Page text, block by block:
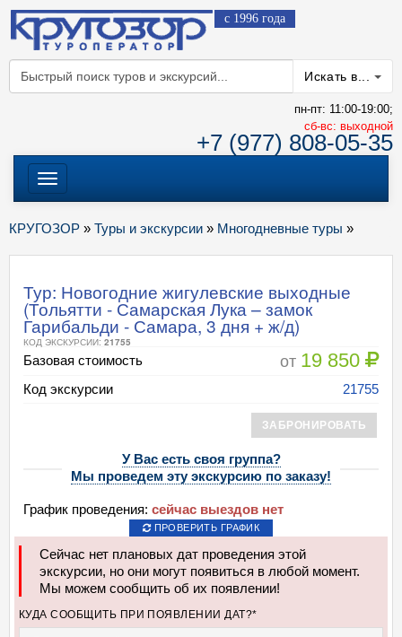
с 1996 года
Искать в...
пн-пт: 11:00-19:00;
cб-вс: выходной
+7 (977) 808-05-35
Меню
КРУГОЗОР » Туры и экскурсии » Многодневные туры »
Тур: Новогодние жигулевские выходные
(Тольятти - Самарская Лука – замок
Гарибальди - Самара, 3 дня + ж/д)
КОД ЭКСКУРСИИ: 21755
Базовая стоимость от 19 850
Код экскурсии 21755
ЗАБРОНИРОВАТЬ
У Вас есть своя группа?
Мы проведем эту экскурсию по заказу!
График проведения: сейчас выездов нет
ПРОВЕРИТЬ ГРАФИК
Сейчас нет плановых дат проведения этой
экскурсии, но они могут появиться в любой момент.
Мы можем сообщить об их появлении!
КУДА СООБЩИТЬ ПРИ ПОЯВЛЕНИИ ДАТ?*